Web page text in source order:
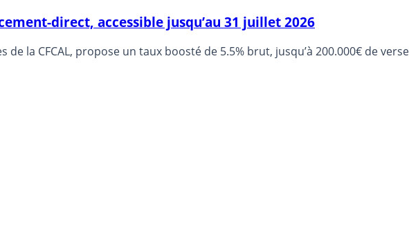
direct, accessible jusqu’au 31 juillet 2026
la CFCAL, propose un taux boosté de 5.5% brut, jusqu’à 200.000€ de